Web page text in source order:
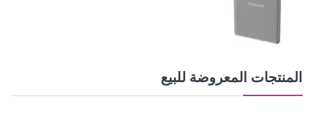
المنتجات المعروضة للبيع